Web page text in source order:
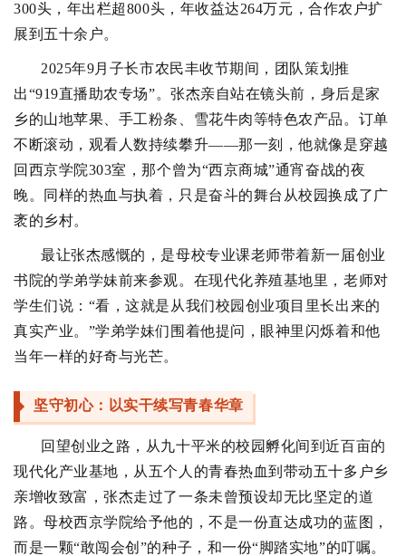
300头，年出栏超800头，年收益达264万元，合作农户扩
展到五十余户。
2025年9月子长市农民丰收节期间，团队策划推
出“919直播助农专场”。张杰亲自站在镜头前，身后是家
乡的山地苹果、手工粉条、雪花牛肉等特色农产品。订单
不断滚动，观看人数持续攀升——那一刻，他就像是穿越
回西京学院303室，那个曾为“西京商城”通宵奋战的夜
晚。同样的热血与执着，只是奋斗的舞台从校园换成了广
袤的乡村。
最让张杰感慨的，是母校专业课老师带着新一届创业
书院的学弟学妹前来参观。在现代化养殖基地里，老师对
学生们说：“看，这就是从我们校园创业项目里长出来的
真实产业。”学弟学妹们围着他提问，眼神里闪烁着和他
当年一样的好奇与光芒。
坚守初心：以实干续写青春华章
回望创业之路，从九十平米的校园孵化间到近百亩的
现代化产业基地，从五个人的青春热血到带动五十多户乡
亲增收致富，张杰走过了一条未曾预设却无比坚定的道
路。母校西京学院给予他的，不是一份直达成功的蓝图，
而是一颗“敢闯会创”的种子，和一份“脚踏实地”的叮嘱。